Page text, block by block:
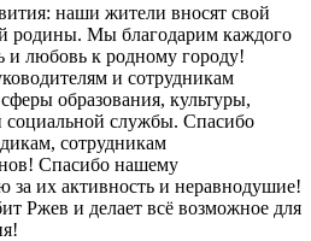
наши жители вносят свой
родины. Мы благодарим каждого
и любовь к родному городу!
и сотрудникам
образования, культуры,
социальной службы. Спасибо
сотрудникам
Спасибо нашему
их активность и неравнодушие!
Ржев и делает всё возможное для